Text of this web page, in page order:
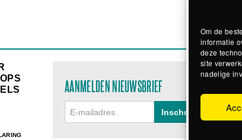
Om de
informatie
deze
site
nadelige
AANMELDEN NIEUWSBRIEF